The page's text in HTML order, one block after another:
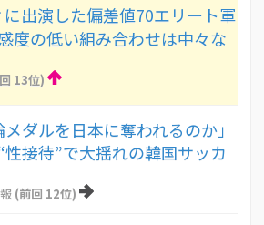
出演した偏差値70エリート軍
度の低い組み合わせは中々な
13位)
メダルを日本に奪われるのか」
接待”で大揺れの韓国サッカ
(前回 12位)